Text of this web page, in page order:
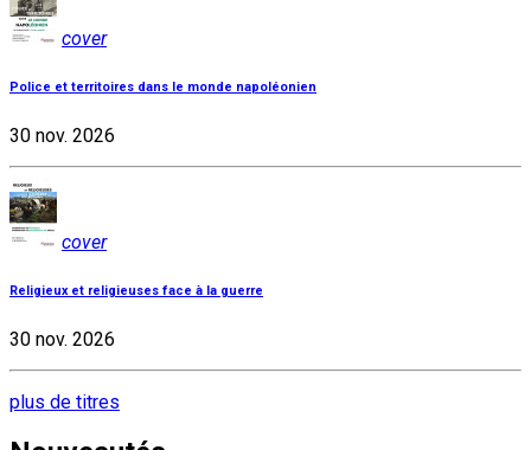
cover
Police et territoires dans le monde napoléonien
30 nov. 2026
cover
Religieux et religieuses face à la guerre
30 nov. 2026
plus de titres